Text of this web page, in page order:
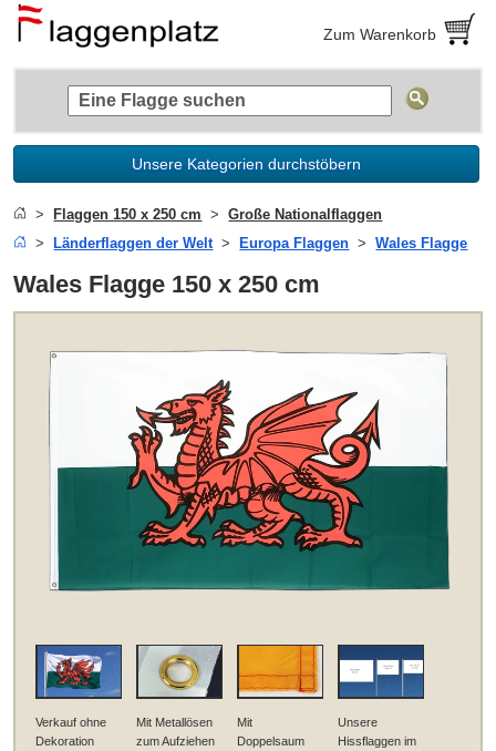
Zum Warenkorb
Unsere Kategorien durchstöbern
Flaggen 150 x 250 cm
Große Nationalflaggen
Länderflaggen der Welt
Europa Flaggen Wales Flagge
Wales Flagge 150 x 250 cm
Verkauf ohne
Dekoration
Mit Metallösen
zum Aufziehen
Mit
Doppelsaum
Unsere
Hissflaggen im